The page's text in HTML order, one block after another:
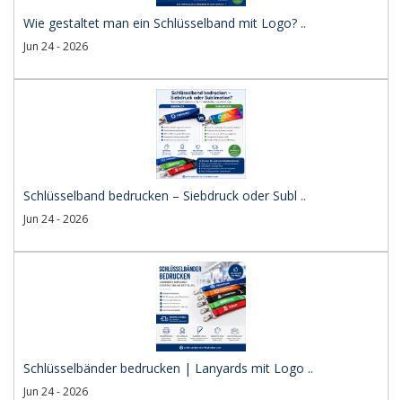
Wie gestaltet man ein Schlüsselband mit Logo? ..
Jun 24 - 2026
Schlüsselband bedrucken – Siebdruck oder Subl ..
Jun 24 - 2026
Schlüsselbänder bedrucken | Lanyards mit Logo ..
Jun 24 - 2026